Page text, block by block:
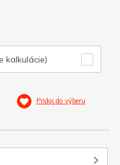
kalkulácie)
Pridaj do výberu